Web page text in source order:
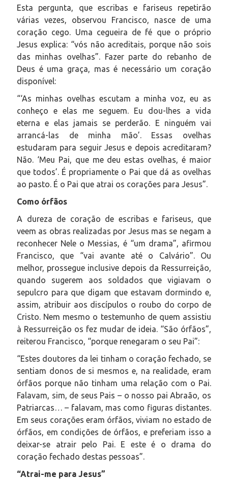
Esta pergunta, que escribas e fariseus repetirão
várias vezes, observou Francisco, nasce de uma
coração cego. Uma cegueira de fé que o próprio
Jesus explica: “vós não acreditais, porque não sois
das minhas ovelhas”. Fazer parte do rebanho de
Deus é uma graça, mas é necessário um coração
disponível:
“‘As minhas ovelhas escutam a minha voz, eu as
conheço e elas me seguem. Eu dou-lhes a vida
eterna e elas jamais se perderão. E ninguém vai
arrancá-las de minha mão’. Essas ovelhas
estudaram para seguir Jesus e depois acreditaram?
Não. ‘Meu Pai, que me deu estas ovelhas, é maior
que todos’. É propriamente o Pai que dá as ovelhas
ao pasto. É o Pai que atrai os corações para Jesus”.
Como órfãos
A dureza de coração de escribas e fariseus, que
veem as obras realizadas por Jesus mas se negam a
reconhecer Nele o Messias, é “um drama”, afirmou
Francisco, que “vai avante até o Calvário”. Ou
melhor, prossegue inclusive depois da Ressurreição,
quando sugerem aos soldados que vigiavam o
sepulcro para que digam que estavam dormindo e,
assim, atribuir aos discípulos o roubo do corpo de
Cristo. Nem mesmo o testemunho de quem assistiu
à Ressurreição os fez mudar de ideia. “São órfãos”,
reiterou Francisco, “porque renegaram o seu Pai”:
“Estes doutores da lei tinham o coração fechado, se
sentiam donos de si mesmos e, na realidade, eram
órfãos porque não tinham uma relação com o Pai.
Falavam, sim, de seus Pais – o nosso pai Abraão, os
Patriarcas… – falavam, mas como figuras distantes.
Em seus corações eram órfãos, viviam no estado de
órfãos, em condições de órfãos, e preferiam isso a
deixar-se atrair pelo Pai. E este é o drama do
coração fechado destas pessoas”.
“Atrai-me para Jesus”